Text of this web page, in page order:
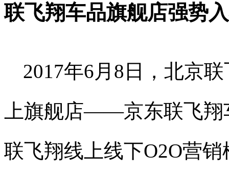
联飞翔车品旗舰店强势
2017年6月 8 日，北京
上旗舰店——京东联飞翔
联飞翔线上线下O2O营销